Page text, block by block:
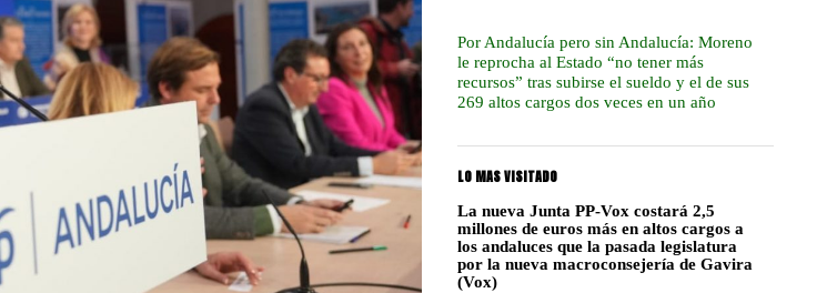
Por Andalucía pero sin Andalucía: Moreno
le reprocha al Estado “no tener más
recursos” tras subirse el sueldo y el de sus
269 altos cargos dos veces en un año
LO MAS VISITADO
La nueva Junta PP-Vox costará 2,5
millones de euros más en altos cargos a
los andaluces que la pasada legislatura
por la nueva macroconsejería de Gavira
(Vox)